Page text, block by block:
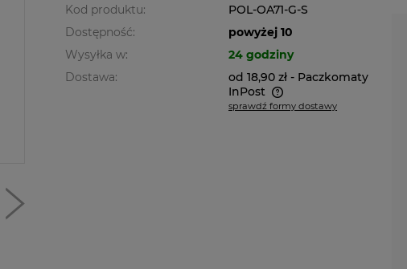
Kod produktu:
POL-OA71-G-S
Dostępność:
powyżej 10
Wysyłka w:
24 godziny
Dostawa:
od 18,90 zł - Paczkomaty
InPost
sprawdź formy dostawy